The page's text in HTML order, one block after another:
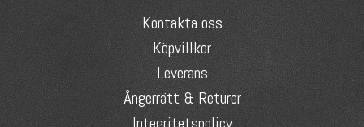
Kontakta oss
Köpvillkor
Leverans
Ångerrätt & Returer
Integritetspolicy